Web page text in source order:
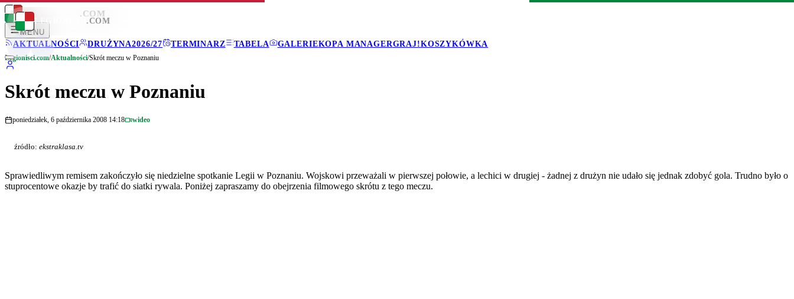
LEGIONISCI .COM
MENU
AKTUALNOŚCI
DRUŻYNA2026/27 TERMINARZ TABELA GALERIEKOPA MANAGERGRAJ!KOSZYKÓWKA
LEGIONISCI .COM
Legionisci.com/Aktualności/Skrót meczu w Poznaniu
Skrót meczu w Poznaniu
poniedziałek, 6 października 2008 14:18 wideo
źródło: ekstraklasa.tv
Sprawiedliwym remisem zakończyło się niedzielne spotkanie Legii w Poznaniu. Wojskowi przeważali w pierwszej połowie, a lechici w drugiej - żadnej z drużyn nie udało się jednak zdobyć gola. Trudno było o
stuprocentowe okazje by trafić do siatki rywala. Poniżej zapraszamy do obejrzenia filmowego skrótu z tego meczu.